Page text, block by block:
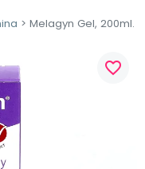
Melagyn Gel, 200ml.
favorite_border